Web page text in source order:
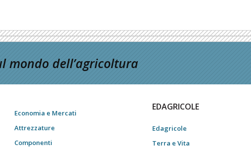
mondo dell’agricoltura
Economia e Mercati
Attrezzature
Componenti
EDAGRICOLE
Edagricole
Terra e Vita